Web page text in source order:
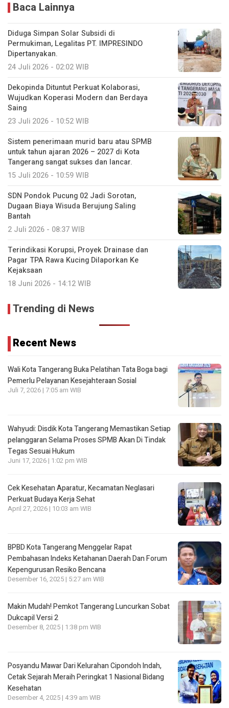
Baca Lainnya
Diduga Simpan Solar Subsidi di
Permukiman, Legalitas PT. IMPRESINDO
Dipertanyakan.
24 Juli 2026 - 02:02 WIB
Dekopinda Dituntut Perkuat Kolaborasi,
Wujudkan Koperasi Modern dan Berdaya
Saing
23 Juli 2026 - 10:52 WIB
Sistem penerimaan murid baru atau SPMB
untuk tahun ajaran 2026 – 2027 di Kota
Tangerang sangat sukses dan lancar.
15 Juli 2026 - 10:59 WIB
SDN Pondok Pucung 02 Jadi Sorotan,
Dugaan Biaya Wisuda Berujung Saling
Bantah
2 Juli 2026 - 08:37 WIB
Terindikasi Korupsi, Proyek Drainase dan
Pagar TPA Rawa Kucing Dilaporkan Ke
Kejaksaan
18 Juni 2026 - 14:12 WIB
Trending di News
Recent News
Wali Kota Tangerang Buka Pelatihan Tata Boga bagi
Pemerlu Pelayanan Kesejahteraan Sosial
Juli 7, 2026 | 7:05 am WIB
Wahyudi: Disdik Kota Tangerang Memastikan Setiap
pelanggaran Selama Proses SPMB Akan Di Tindak
Tegas Sesuai Hukum
Juni 17, 2026 | 1:02 pm WIB
Cek Kesehatan Aparatur, Kecamatan Neglasari
Perkuat Budaya Kerja Sehat
April 27, 2026 | 10:03 am WIB
BPBD Kota Tangerang Menggelar Rapat
Pembahasan lndeks Ketahanan Daerah Dan Forum
Kepengurusan Resiko Bencana
Desember 16, 2025 | 5:27 am WIB
Makin Mudah! Pemkot Tangerang Luncurkan Sobat
Dukcapil Versi 2
Desember 8, 2025 | 1:38 pm WIB
Posyandu Mawar Dari Kelurahan Cipondoh lndah,
Cetak Sejarah Meraih Peringkat 1 Nasional Bidang
Kesehatan
Desember 4, 2025 | 4:39 am WIB